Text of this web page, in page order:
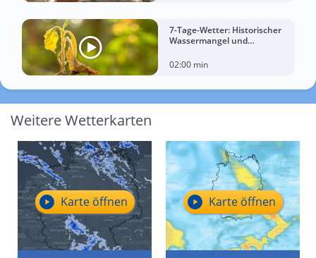
7-Tage-Wetter: Historischer
Wassermangel und
02:00 min
Weitere Wetterkarten
Karte öffnen Karte öffnen